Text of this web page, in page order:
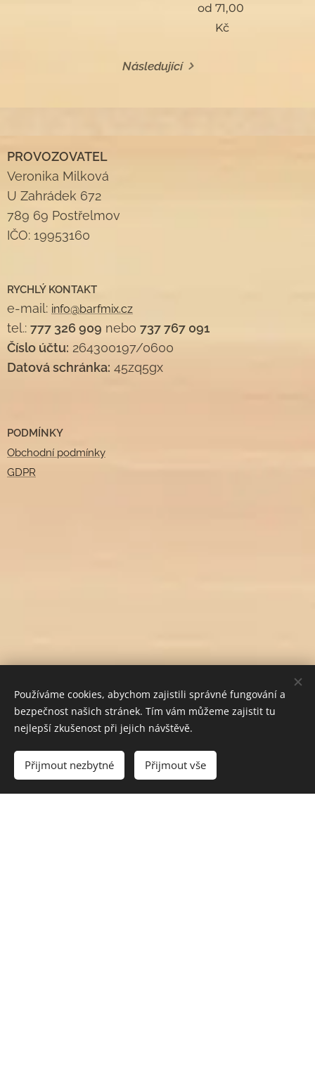
od 71,00
Kč
Následující
PROVOZOVATEL
Veronika Milková
U Zahrádek 672
789 69 Postřelmov
IČO: 19953160
RYCHLÝ KONTAKT
e-mail: info@barfmix.cz
tel.: 777 326 909 nebo 737 767 091
Číslo účtu: 264300197/0600
Datová schránka: 45zq5gx
PODMÍNKY
Obchodní podmínky
GDPR
Používáme cookies, abychom zajistili správné fungování a
bezpečnost našich stránek. Tím vám můžeme zajistit tu
nejlepší zkušenost při jejich návštěvě.
Přijmout nezbytné Přijmout vše